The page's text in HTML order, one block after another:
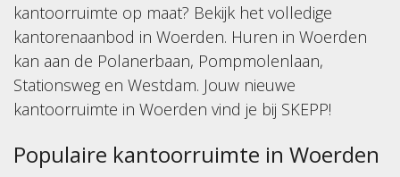
kantoorruimte op maat? Bekijk het volledige
kantorenaanbod in Woerden. Huren in Woerden
kan aan de Polanerbaan, Pompmolenlaan,
Stationsweg en Westdam. Jouw nieuwe
kantoorruimte in Woerden vind je bij SKEPP!
Populaire kantoorruimte in Woerden